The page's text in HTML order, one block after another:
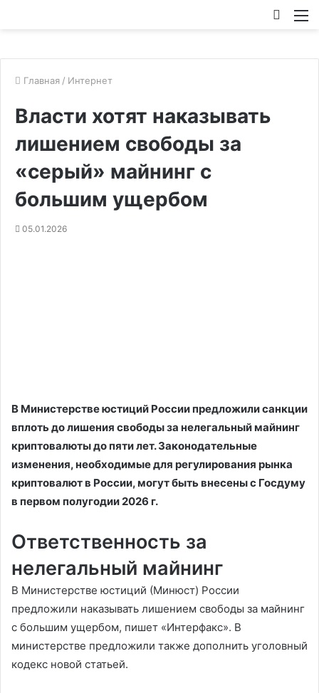
Главная / Интернет
Власти хотят наказывать
лишением свободы за
«серый» майнинг с
большим ущербом
05.01.2026
В Министерстве юстиций России предложили санкции
вплоть до лишения свободы за нелегальный майнинг
криптовалюты до пяти лет. Законодательные
изменения, необходимые для регулирования рынка
криптовалют в России, могут быть внесены с Госдуму
в первом полугодии 2026 г.
Ответственность за
нелегальный майнинг
В Министерстве юстиций (Минюст) России
предложили наказывать лишением свободы за майнинг
с большим ущербом, пишет «Интерфакс». В
министерстве предложили также дополнить уголовный
кодекс новой статьей.